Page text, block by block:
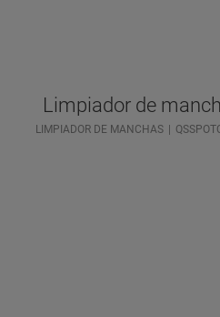
Limpiador de
LIMPIADOR DE MANCHAS